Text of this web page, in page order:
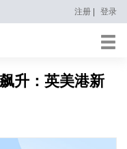
注册 | 登录
升：英美港新